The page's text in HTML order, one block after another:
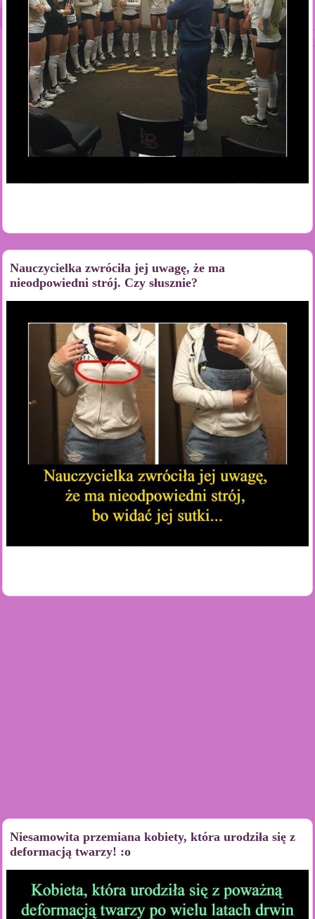
Nauczycielka zwróciła jej uwagę, że ma
nieodpowiedni strój. Czy słusznie?
Niesamowita przemiana kobiety, która urodziła się z
deformacją twarzy! :o